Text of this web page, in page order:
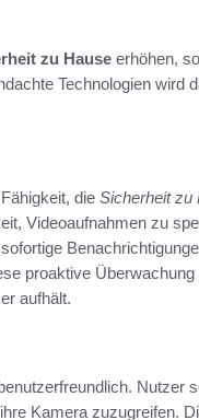
zu Hause erhöhen,
Technologien wird
die Sicherheit zu
Videoaufnahmen zu
proaktive
aufhält.
Nutzer
Kamera zuzugreifen.